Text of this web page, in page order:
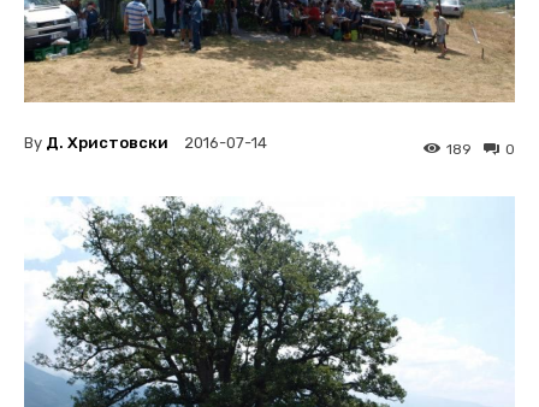
By Д. Христовски 2016-07-14 0
189